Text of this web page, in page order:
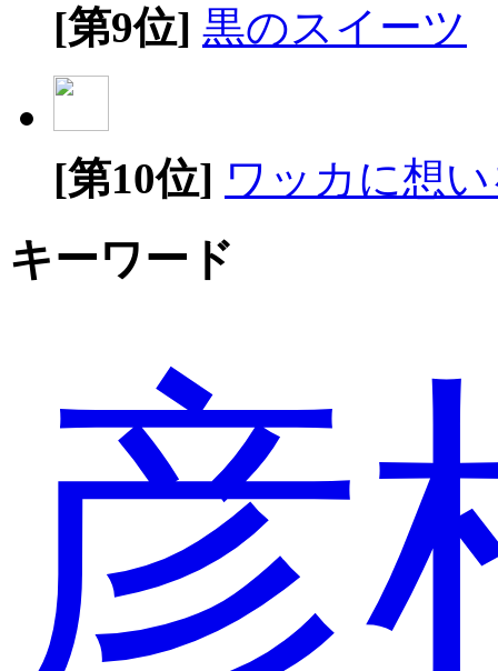
[第9位] 黒のスイーツ
[第10位] ワッカに想
キーワード
彦